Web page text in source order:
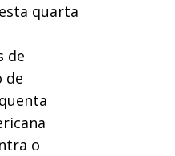
quarta
de
de
o